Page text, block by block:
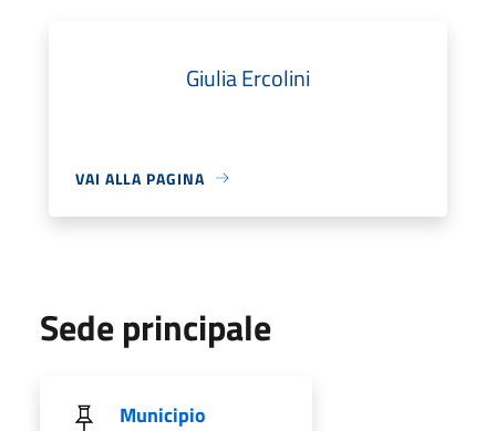
Giulia Ercolini
VAI ALLA PAGINA
Sede principale
Municipio